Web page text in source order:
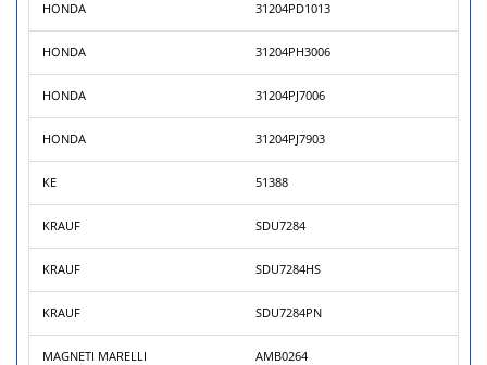
HONDA 31204PD1013
HONDA 31204PH3006
HONDA 31204PJ7006
HONDA 31204PJ7903
KE 51388
KRAUF SDU7284
KRAUF SDU7284HS
KRAUF SDU7284PN
MAGNETI MARELLI AMB0264